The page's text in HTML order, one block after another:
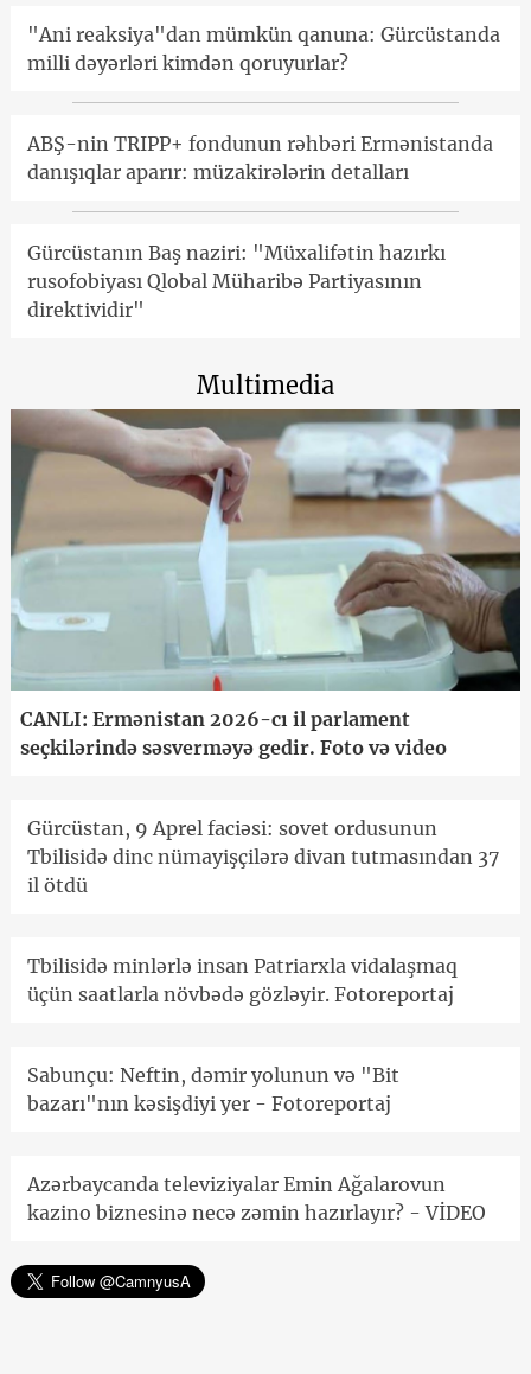
"Ani reaksiya"dan mümkün qanuna: Gürcüstanda
milli dəyərləri kimdən qoruyurlar?
ABŞ-nin TRIPP+ fondunun rəhbəri Ermənistanda
danışıqlar aparır: müzakirələrin detalları
Gürcüstanın Baş naziri: "Müxalifətin hazırkı
rusofobiyası Qlobal Müharibə Partiyasının
direktividir"
Multimedia
CANLI: Ermənistan 2026-cı il parlament
seçkilərində səsverməyə gedir. Foto və video
Gürcüstan, 9 Aprel faciəsi: sovet ordusunun
Tbilisidə dinc nümayişçilərə divan tutmasından 37
il ötdü
Tbilisidə minlərlə insan Patriarxla vidalaşmaq
üçün saatlarla növbədə gözləyir. Fotoreportaj
Sabunçu: Neftin, dəmir yolunun və "Bit
bazarı"nın kəsişdiyi yer - Fotoreportaj
Azərbaycanda televiziyalar Emin Ağalarovun
kazino biznesinə necə zəmin hazırlayır? - VİDEO